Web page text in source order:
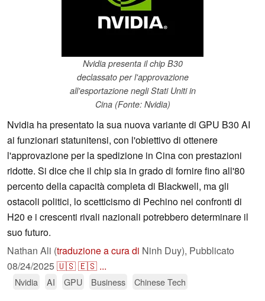
Nvidia presenta il chip B30
declassato per l'approvazione
all'esportazione negli Stati Uniti in
Cina (Fonte: Nvidia)
Nvidia ha presentato la sua nuova variante di GPU B30 AI
ai funzionari statunitensi, con l'obiettivo di ottenere
l'approvazione per la spedizione in Cina con prestazioni
ridotte. Si dice che il chip sia in grado di fornire fino all'80
percento della capacità completa di Blackwell, ma gli
ostacoli politici, lo scetticismo di Pechino nei confronti di
H20 e i crescenti rivali nazionali potrebbero determinare il
suo futuro.
Nathan Ali (traduzione a cura di Ninh Duy), Pubblicato
08/24/2025🇺🇸🇪🇸 ...
Nvidia AI GPU Business Chinese Tech